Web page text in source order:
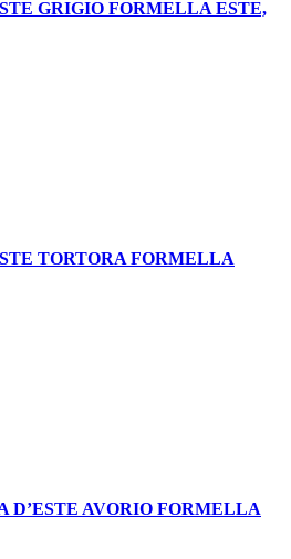
GRIGIO FORMELLA ESTE,
TORTORA FORMELLA
D’ESTE AVORIO FORMELLA